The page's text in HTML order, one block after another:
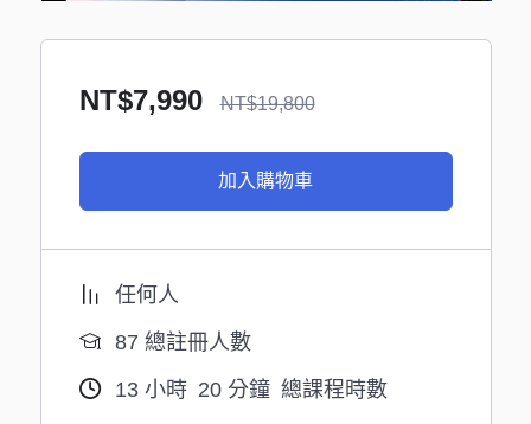
NT$7,990 NT$19,800
加入購物車
任何人
87 總註冊人數
13小時 20分鐘 總課程時數